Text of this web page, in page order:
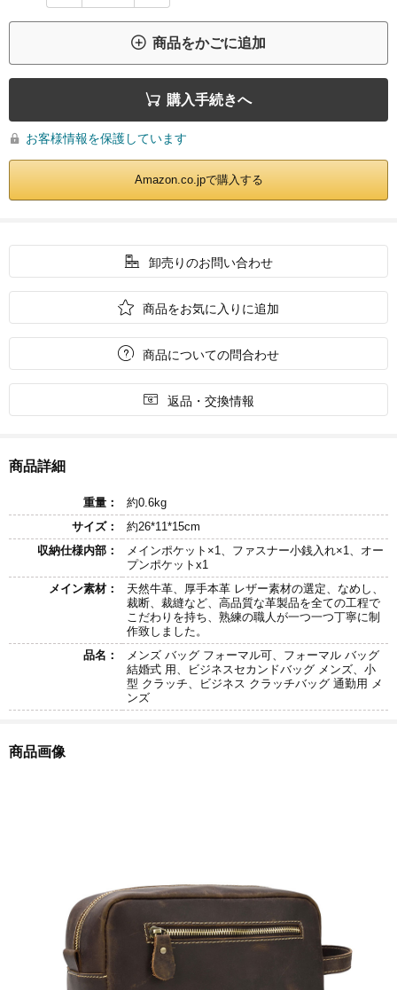
 商品をかごに追加
 購入手続きへ
 お客様情報を保護しています
Amazon.co.jpで購入する
 卸売りのお問い合わせ
 商品をお気に入りに追加
 商品についての問合わせ
 返品・交換情報
商品詳細
重量：
約0.6kg
サイズ：
約26*11*15cm
収納仕様内部：
メインポケット×1、ファスナー小銭入れ×1、オー
プンポケットx1
メイン素材：
天然牛革、厚手本革 レザー素材の選定、なめし、
裁断、裁縫など、高品質な革製品を全ての工程で
こだわりを持ち、熟練の職人が一つ一つ丁寧に制
作致しました。
品名：
メンズ バッグ フォーマル可、フォーマル バッグ
結婚式 用、ビジネスセカンドバッグ メンズ、小
型 クラッチ、ビジネス クラッチバッグ 通勤用 メ
ンズ
商品画像